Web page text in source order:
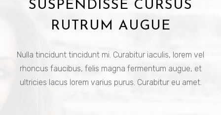
SUSPENDISSE CURSUS
RUTRUM AUGUE
Nulla tincidunt tincidunt mi. Curabitur iaculis, lorem vel
rhoncus faucibus, felis magna fermentum augue, et
ultricies lacus lorem varius purus. Curabitur eu amet.